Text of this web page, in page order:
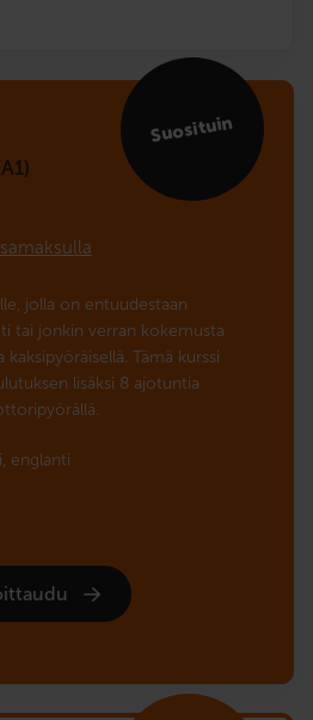
Suosituin
jolla on entuudestaan
tai jonkin verran kokemusta
kaksipyöräisellä. Tämä kurssi
lisäksi 8 ajotuntia
englanti